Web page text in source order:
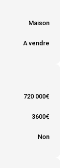
Maison
A vendre
720 000€
3600€
Non